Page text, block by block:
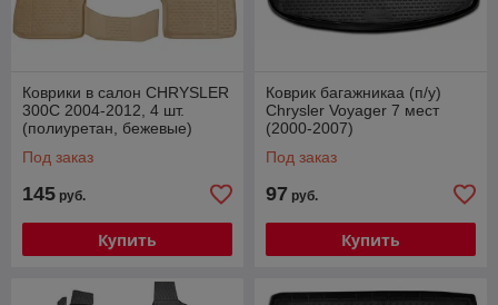
Коврики в салон CHRYSLER
300C 2004-2012, 4 шт.
(полиуретан, бежевые)
Под заказ
145 руб.
Купить
Коврик багажникаа (п/у)
Chrysler Voyager 7 мест
(2000-2007)
Под заказ
97 руб.
Купить